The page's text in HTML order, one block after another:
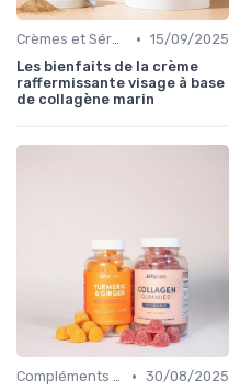
Crèmes et Sérums • 15/09/2025
Les bienfaits de la crème
raffermissante visage à base
de collagène marin
Compléments Alimentaires • 30/08/2025